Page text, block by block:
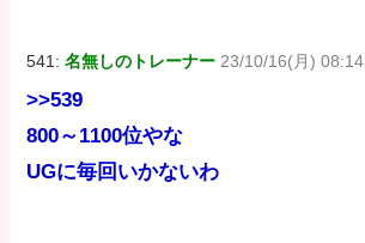
541:名無しのトレーナー 23/10/16(月)
>>539
800～1100位やな
UGに毎回いかないわ